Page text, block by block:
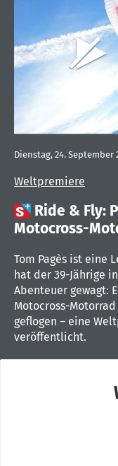
Weltpremiere
Dienstag, 24. September
 Ride & Fly:
Motocross-
Tom Pagès ist eine
hat der 39-Jährige
Abenteuer gewagt:
Motocross-
geflogen – eine
veröffentlicht.